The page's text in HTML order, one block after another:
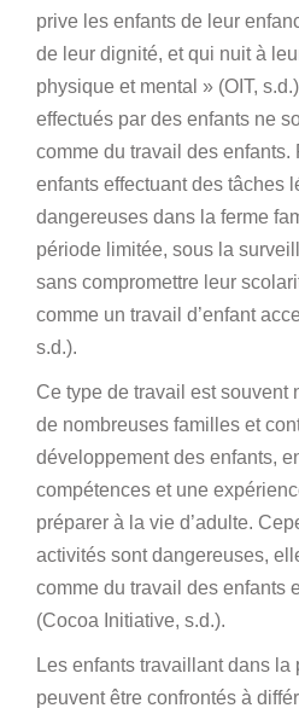
prive les enfants de leur
de leur dignité, et qui nuit à
physique et mental » (OIT,
effectués par des enfants ne
comme du travail des enfants.
enfants effectuant des tâches
dangereuses dans la ferme
période limitée, sous la
sans compromettre leur
comme un travail d’enfant
s.d.).
Ce type de travail est souvent
de nombreuses familles et
développement des enfants,
compétences et une
préparer à la vie d’adulte.
activités sont dangereuses,
comme du travail des enfants
(Cocoa Initiative, s.d.).
Les enfants travaillant dans
peuvent être confrontés à